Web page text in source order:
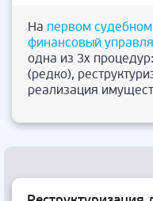
На первом
финансовый
одна из 3х
(редко),
реализация